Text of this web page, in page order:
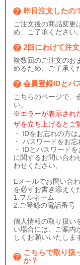
昨日注文したの
ご注文後の商品変更
め、ご了承ください。
2回にわけて注
複数回のご注文のお
めるため、ご了承く
会員登録IDとパ
こちらのページで、
い。
※エラーが表示され
ザを立ち上げるとご
・ IDをお忘れの方は
・ パスワードをお
・ IDとパスワード
に関するお問い合わ
わせください。
Eメールでお問い合
を必ずお書き添えく
1.フルネーム
2.ご登録の電話番号
個人情報の取り扱い
い場合には、ご案内
しくお願いいたし
こちらで取り扱
か？